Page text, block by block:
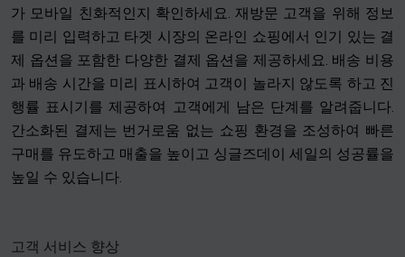
가 모바일 친화적인지 확인하세요. 재방문 고객을 위해 정보
를 미리 입력하고 타겟 시장의 온라인 쇼핑에서 인기 있는 결
제 옵션을 포함한 다양한 결제 옵션을 제공하세요. 배송 비용
과 배송 시간을 미리 표시하여 고객이 놀라지 않도록 하고 진
행률 표시기를 제공하여 고객에게 남은 단계를 알려줍니다.
간소화된 결제는 번거로움 없는 쇼핑 환경을 조성하여 빠른
구매를 유도하고 매출을 높이고 싱글즈데이 세일의 성공률을
높일 수 있습니다.
고객 서비스 향상